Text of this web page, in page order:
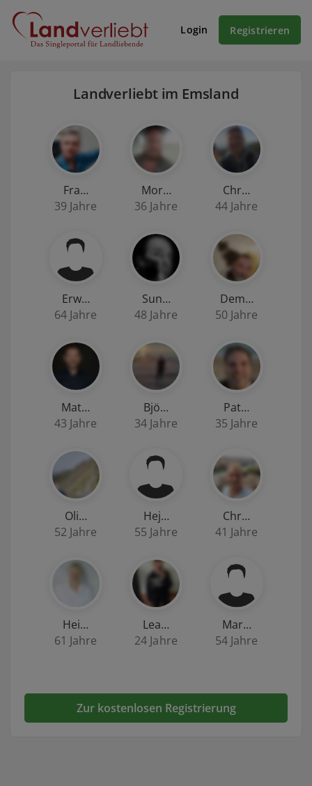
Login Registrieren
Landverliebt im Emsland
Fra…
39 Jahre
Mor…
36 Jahre
Chr…
44 Jahre
Erw…
64 Jahre
Sun…
48 Jahre
Dem…
50 Jahre
Mat…
43 Jahre
Bjö…
34 Jahre
Pat…
35 Jahre
Oli…
52 Jahre
Hej…
55 Jahre
Chr…
41 Jahre
Hei…
61 Jahre
Lea…
24 Jahre
Mar…
54 Jahre
Zur kostenlosen Registrierung